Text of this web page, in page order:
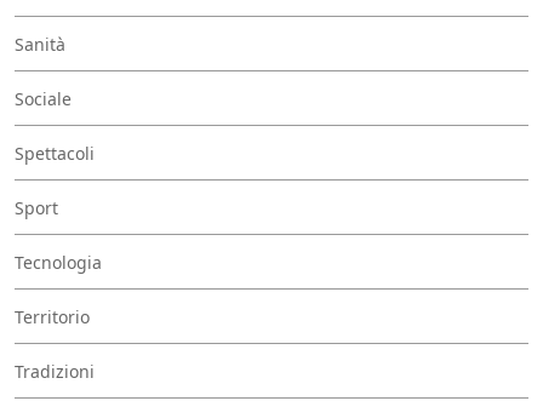
Sanità
Sociale
Spettacoli
Sport
Tecnologia
Territorio
Tradizioni